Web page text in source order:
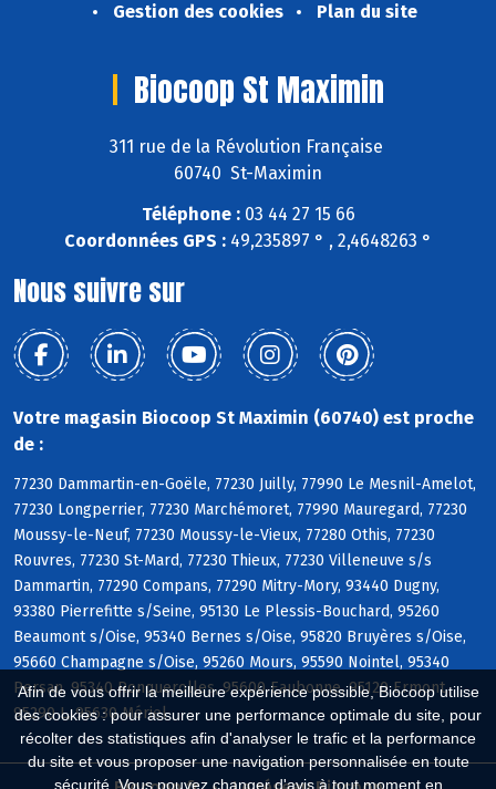
Afin de vous offrir la meilleure expérience possible, Biocoop utilise
des cookies : pour assurer une performance optimale du site, pour
récolter des statistiques afin d'analyser le trafic et la performance
du site et vous proposer une navigation personnalisée en toute
sécurité. Vous pouvez changer d'avis à tout moment en
Gestion des cookies
Plan du site
Biocoop St Maximin
311 rue de la Révolution Française
60740 St-Maximin
Téléphone :03 44 27 15 66
Coordonnées GPS : 49,235897 ° , 2,4648263 °
Nous suivre sur
Votre magasin Biocoop St Maximin (60740) est proche
de :
77230 Dammartin-en-Goële, 77230 Juilly, 77990 Le Mesnil-Amelot,
77230 Longperrier, 77230 Marchémoret, 77990 Mauregard, 77230
Moussy-le-Neuf, 77230 Moussy-le-Vieux, 77280 Othis, 77230
Rouvres, 77230 St-Mard, 77230 Thieux, 77230 Villeneuve s/s
Dammartin, 77290 Compans, 77290 Mitry-Mory, 93440 Dugny,
93380 Pierrefitte s/Seine, 95130 Le Plessis-Bouchard, 95260
Beaumont s/Oise, 95340 Bernes s/Oise, 95820 Bruyères s/Oise,
95660 Champagne s/Oise, 95260 Mours, 95590 Nointel, 95340
Persan, 95340 Ronquerolles, 95600 Eaubonne, 95120 Ermont,
95290 L, 95630 Mériel